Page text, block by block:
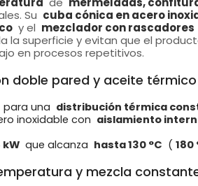
Su cuba cónica en acero
y el mezclador con rascadores
la superficie y evitan que el
en procesos repetitivos.
doble pared y aceite térmico
para una distribución térmica
inoxidable con aislamiento
kW que alcanza hasta 130 °C ( 180
y mezcla